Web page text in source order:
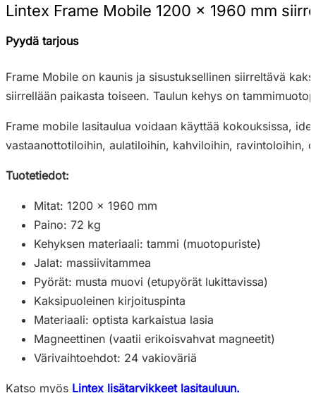
Lintex Frame Mobile 1200 x 1960 mm
Pyydä tarjous
Frame Mobile on kaunis ja sisustuksellinen siirreltävä
siirrellään paikasta toiseen. Taulun kehys on
Frame mobile lasitaulua voidaan käyttää kokouksissa,
vastaanottotiloihin, aulatiloihin, kahviloihin, ravintoloihin,
Tuotetiedot:
Mitat: 1200 x 1960 mm
Paino: 72 kg
Kehyksen materiaali: tammi (muotopuriste)
Jalat: massiivitammea
Pyörät: musta muovi (etupyörät lukittavissa)
Kaksipuoleinen kirjoituspinta
Materiaali: optista karkaistua lasia
Magneettinen (vaatii erikoisvahvat magneetit)
Värivaihtoehdot: 24 vakioväriä
Katso myös Lintex lisätarvikkeet lasitauluun.